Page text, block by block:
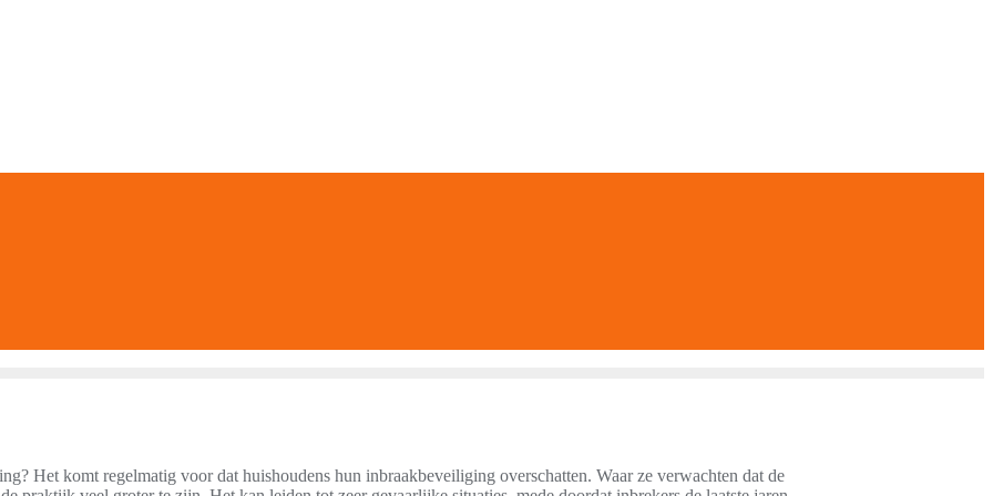
Het komt regelmatig voor dat huishoudens hun inbraakbeveiliging overschatten. Waar ze verwachten dat de